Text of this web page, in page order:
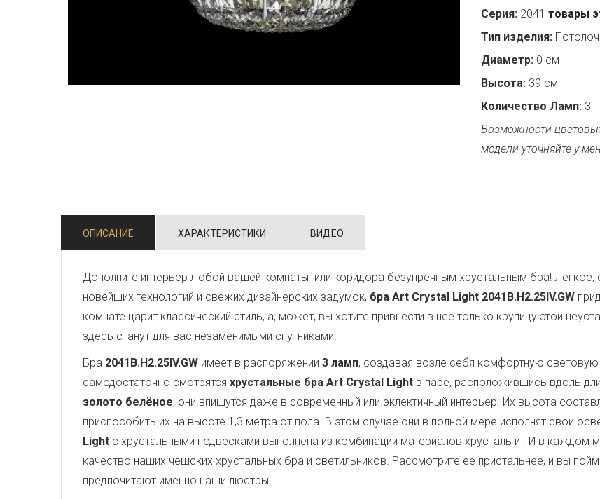
Серия: 2041 товары
Тип изделия:
Диаметр: 0 см
Высота: 39 см
Количество Ламп: 3
Возможности
модели уточняйте у
ОПИСАНИЕ ХАРАКТЕРИСТИКИ ВИДЕО
Дополните интерьер любой вашей комнаты или коридора безупречным хрустальным бра!
новейших технологий и свежих дизайнерских задумок, бра Art Crystal Light 2041B.H2.25IV.GW
комнате царит классический стиль, а, может, вы хотите привнести в нее только крупицу этой
здесь станут для вас незаменимыми спутниками.
Бра 2041B.H2.25IV.GW имеет в распоряжении 3 ламп, создавая возле себя комфортную световую
самодостаточно смотрятся хрустальные бра Art Crystal Light в паре, расположившись вдоль
золото белёное, они впишутся даже в современный или эклектичный интерьер. Их высота
приспособить их на высоте 1,3 метра от пола. В этом случае они в полной мере исполнят свои
Light с хрустальными подвесками выполнена из комбинации материалов хрусталь и . И в каждом
качество наших чешских хрустальных бра и светильников. Рассмотрите ее пристальнее, и вы
предпочитают именно наши люстры.